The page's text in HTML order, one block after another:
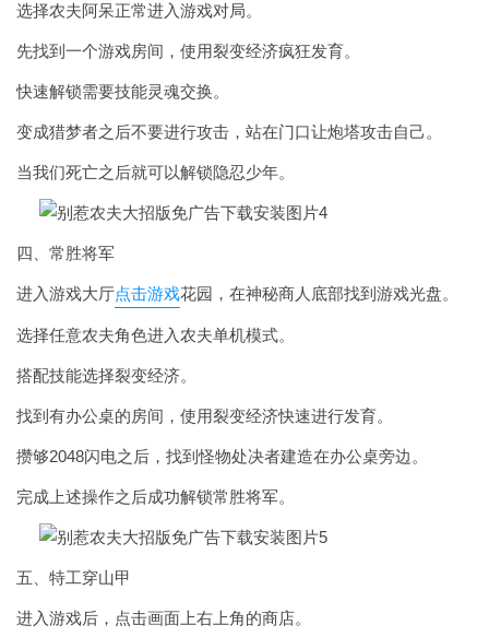
选择农夫阿呆正常进入游戏对局。
先找到一个游戏房间，使用裂变经济疯狂发育。
快速解锁需要技能灵魂交换。
变成猎梦者之后不要进行攻击，站在门口让炮塔攻击自己。
当我们死亡之后就可以解锁隐忍少年。
四、常胜将军
进入游戏大厅点击游戏花园，在神秘商人底部找到游戏光盘。
选择任意农夫角色进入农夫单机模式。
搭配技能选择裂变经济。
找到有办公桌的房间，使用裂变经济快速进行发育。
攒够2048闪电之后，找到怪物处决者建造在办公桌旁边。
完成上述操作之后成功解锁常胜将军。
五、特工穿山甲
进入游戏后，点击画面上右上角的商店。